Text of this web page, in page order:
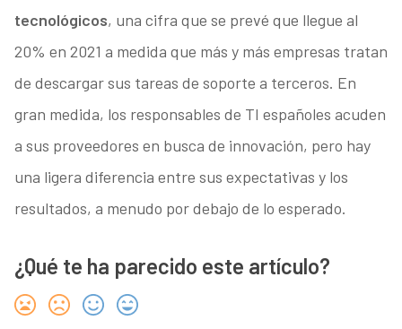
tecnológicos, una cifra que se prevé que llegue al
20% en 2021 a medida que más y más empresas tratan
de descargar sus tareas de soporte a terceros. En
gran medida, los responsables de TI españoles acuden
a sus proveedores en busca de innovación, pero hay
una ligera diferencia entre sus expectativas y los
resultados, a menudo por debajo de lo esperado.
¿Qué te ha parecido este artículo?